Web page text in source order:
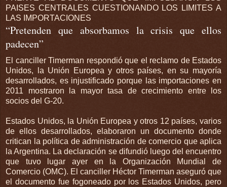
PAISES CENTRALES CUESTIONANDO LOS LIMITES A
LAS IMPORTACIONES
“Pretenden que absorbamos la crisis que ellos
padecen”
El canciller Timerman respondió que el reclamo de Estados
Unidos, la Unión Europea y otros países, en su mayoría
desarrollados, es injustificado porque las importaciones en
2011 mostraron la mayor tasa de crecimiento entre los
socios del G-20.
Estados Unidos, la Unión Europea y otros 12 países, varios
de ellos desarrollados, elaboraron un documento donde
critican la política de administración de comercio que aplica
la Argentina. La declaración se difundió luego del encuentro
que tuvo lugar ayer en la Organización Mundial de
Comercio (OMC). El canciller Héctor Timerman aseguró que
el documento fue fogoneado por los Estados Unidos, pero